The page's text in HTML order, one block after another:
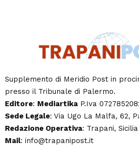
Supplemento di Meridio Post in
presso il Tribunale di Palermo.
Editore: Mediartika P.Iva
Sede Legale: Via Ugo La Malfa, 62,
Redazione Operativa: Trapani, Sicilia
Mail: info@trapanipost.it